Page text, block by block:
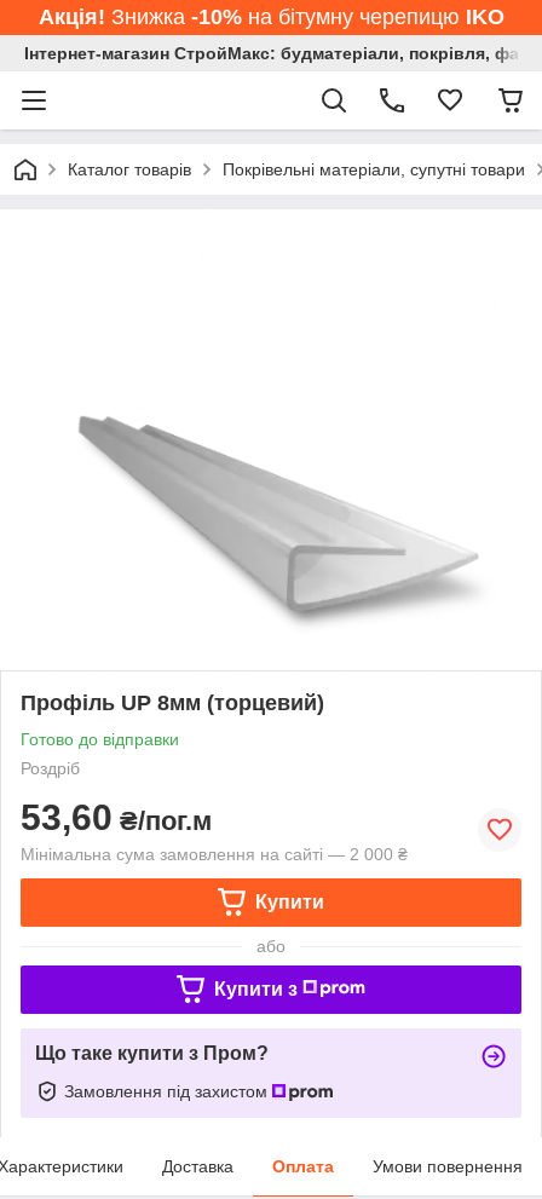
Акція! Знижка -10%на бітумну черепицю IKO
Інтернет-магазин СтройМакс: будматеріали, покрівля,
Каталог товарів Покрівельні матеріали, супутні товари
Профіль UP 8мм (торцевий)
Готово до відправки
Роздріб
53,60 ₴/пог.м
Мінімальна сума замовлення на сайті — 2 000 ₴
Купити
або
Купити з
Що таке купити з Пром?
Замовлення під захистом
Доставка Оплата Умови повернення